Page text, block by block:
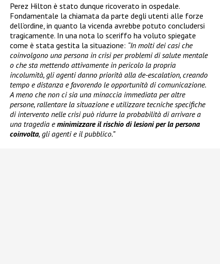
Perez Hilton è stato dunque ricoverato in ospedale.
Fondamentale la chiamata da parte degli utenti alle forze
dell’ordine, in quanto la vicenda avrebbe potuto concludersi
tragicamente. In una nota lo sceriffo ha voluto spiegate
come è stata gestita la situazione: “In molti dei casi che
coinvolgono una persona in crisi per problemi di salute mentale
o che sta mettendo attivamente in pericolo la propria
incolumità, gli agenti danno priorità alla de-escalation, creando
tempo e distanza e favorendo le opportunità di comunicazione.
A meno che non ci sia una minaccia immediata per altre
persone, rallentare la situazione e utilizzare tecniche specifiche
di intervento nelle crisi può ridurre la probabilità di arrivare a
una tragedia eminimizzare il rischio di lesioni per la persona
coinvolta, gli agenti e il pubblico.”